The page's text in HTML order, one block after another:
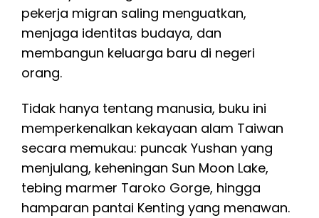
pekerja migran saling menguatkan,
menjaga identitas budaya, dan
membangun keluarga baru di negeri
orang.
Tidak hanya tentang manusia, buku ini
memperkenalkan kekayaan alam Taiwan
secara memukau: puncak Yushan yang
menjulang, keheningan Sun Moon Lake,
tebing marmer Taroko Gorge, hingga
hamparan pantai Kenting yang menawan.